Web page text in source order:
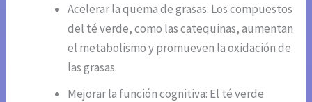
Acelerar la quema de grasas: Los compuestos
del té verde, como las catequinas, aumentan
el metabolismo y promueven la oxidación de
las grasas.
Mejorar la función cognitiva: El té verde